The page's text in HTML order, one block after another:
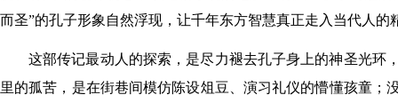
而圣”的孔子形象自然浮现，让千年东方智慧真正走入当代人的
这部传记最动人的探索，是尽力褪去孔子身上的神圣光环
里的孤苦，是在街巷间模仿陈设俎豆、演习礼仪的懵懂孩童